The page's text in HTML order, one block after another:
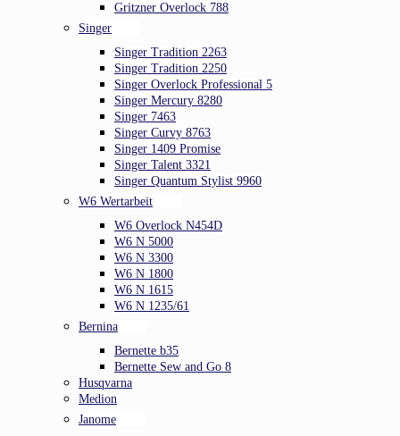
Gritzner Overlock 788
Singer
Singer Tradition 2263
Singer Tradition 2250
Singer Overlock Professional 5
Singer Mercury 8280
Singer 7463
Singer Curvy 8763
Singer 1409 Promise
Singer Talent 3321
Singer Quantum Stylist 9960
W6 Wertarbeit
W6 Overlock N454D
W6 N 5000
W6 N 3300
W6 N 1800
W6 N 1615
W6 N 1235/61
Bernina
Bernette b35
Bernette Sew and Go 8
Husqvarna
Medion
Janome